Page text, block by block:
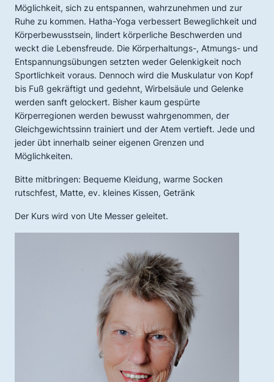
Möglichkeit, sich zu entspannen, wahrzunehmen und zur
Ruhe zu kommen. Hatha-Yoga verbessert Beweglichkeit und
Körperbewusstsein, lindert körperliche Beschwerden und
weckt die Lebensfreude. Die Körperhaltungs-, Atmungs- und
Entspannungsübungen setzten weder Gelenkigkeit noch
Sportlichkeit voraus. Dennoch wird die Muskulatur von Kopf
bis Fuß gekräftigt und gedehnt, Wirbelsäule und Gelenke
werden sanft gelockert. Bisher kaum gespürte
Körperregionen werden bewusst wahrgenommen, der
Gleichgewichtssinn trainiert und der Atem vertieft. Jede und
jeder übt innerhalb seiner eigenen Grenzen und
Möglichkeiten.
Bitte mitbringen: Bequeme Kleidung, warme Socken
rutschfest, Matte, ev. kleines Kissen, Getränk
Der Kurs wird von Ute Messer geleitet.